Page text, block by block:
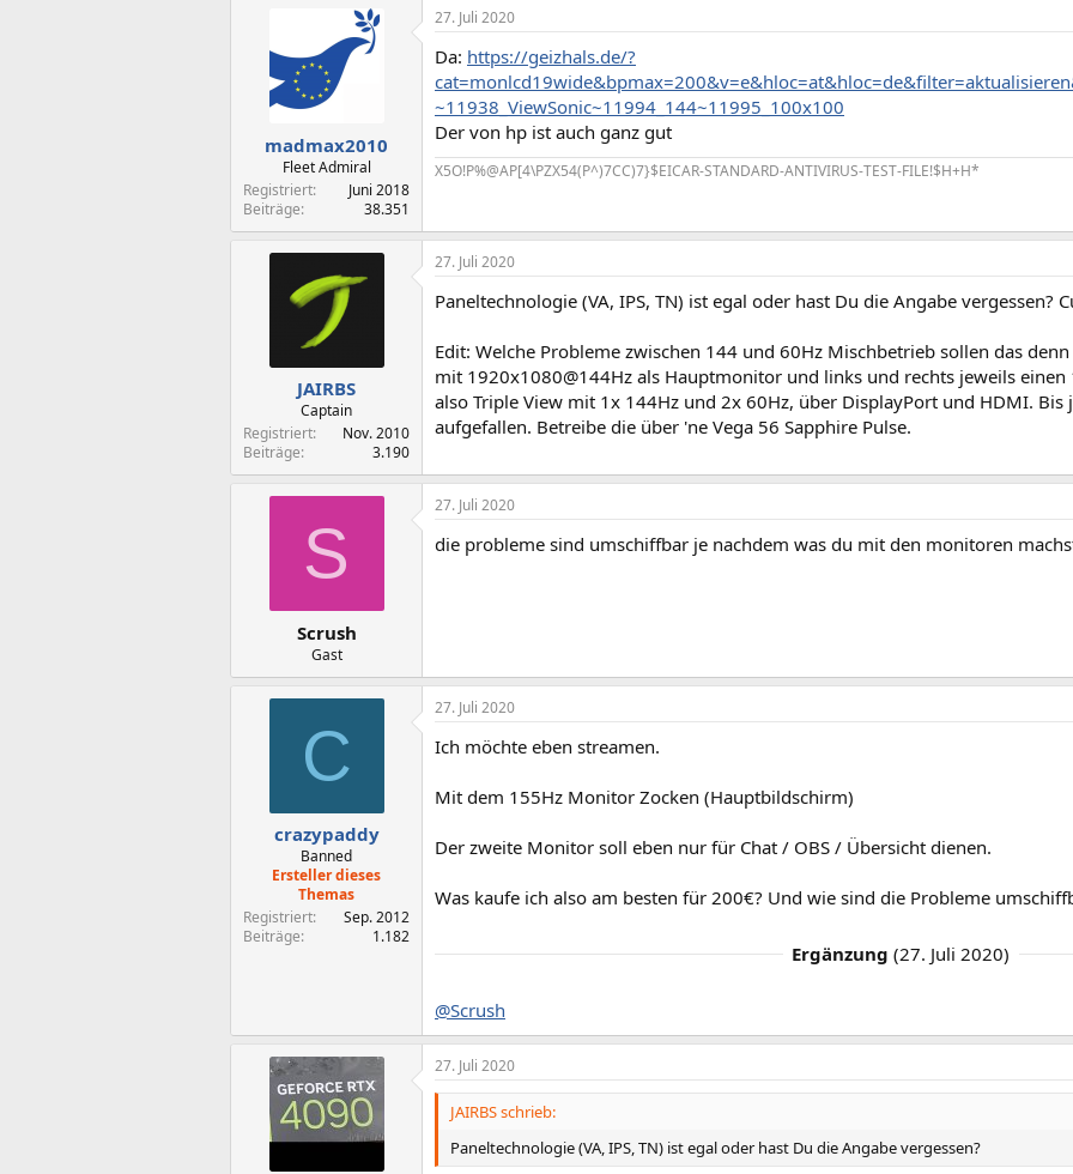
madmax2010
Fleet Admiral
Registriert
Juni 2018
Beiträge
38.351
27. Juli 2020
Da: https://geizhals.de/?
~11938_ViewSonic~11994_144~11995_100x100
Der von hp ist auch ganz gut
X5O!P%@AP[4\PZX54(P^)7CC)7}$EICAR-STANDARD-ANTIVIRUS-TEST-FILE!$H+H*
JAIRBS
Captain
Registriert
Nov. 2010
Beiträge
3.190
27. Juli 2020
Paneltechnologie (VA, IPS, TN) ist egal oder hast Du die Angabe vergessen?
Edit: Welche Probleme zwischen 144 und 60Hz Mischbetrieb sollen das denn
mit 1920x1080@144Hz als Hauptmonitor und links und rechts jeweils
also Triple View mit 1x 144Hz und 2x 60Hz, über DisplayPort und HDMI.
aufgefallen. Betreibe die über 'ne Vega 56 Sapphire Pulse.
S
Scrush
Gast
27. Juli 2020
die probleme sind umschiffbar je nachdem was du mit den monitoren
C
crazypaddy
Banned
Ersteller dieses
Themas
Registriert
Sep. 2012
Beiträge
1.182
27. Juli 2020
Ich möchte eben streamen.
Mit dem 155Hz Monitor Zocken (Hauptbildschirm)
Der zweite Monitor soll eben nur für Chat / OBS / Übersicht dienen.
Was kaufe ich also am besten für 200€? Und wie sind die Probleme
Ergänzung (27. Juli 2020)
@Scrush
27. Juli 2020
JAIRBS schrieb:
Paneltechnologie (VA, IPS, TN) ist egal oder hast Du die Angabe vergessen?